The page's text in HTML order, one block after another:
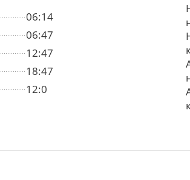
06:14
06:47
12:47
18:47
12:0